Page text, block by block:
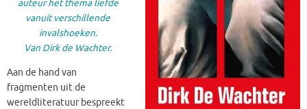
auteur het thema liefde
vanuit verschillende
invalshoeken.
Van Dirk de Wachter.
Aan de hand van
fragmenten uit de
wereldliteratuur bespreekt